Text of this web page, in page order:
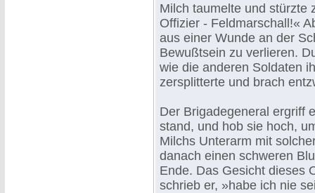
Milch taumelte und stürzte
Offizier - Feldmarschall!«
aus einer Wunde an der
Bewußtsein zu verlieren.
wie die anderen Soldaten
zersplitterte und brach
Der Brigadegeneral ergriff
stand, und hob sie hoch,
Milchs Unterarm mit
danach einen schweren
Ende. Das Gesicht dieses
schrieb er, »habe ich nie